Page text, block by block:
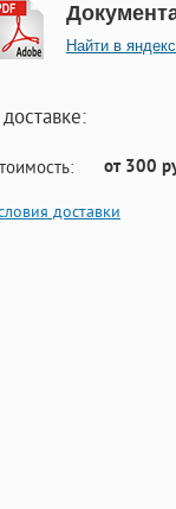
Найти в яндекс
от 300
доставки